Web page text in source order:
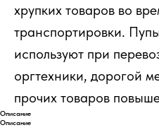
хрупких товаров во
транспортировки.
используют при
оргтехники, дорогой
прочих товаров
Описание
Описание